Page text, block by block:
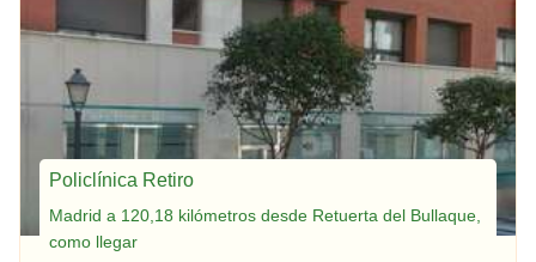
Policlínica Retiro
Madrid a 120,18 kilómetros desde Retuerta del Bullaque,
como llegar